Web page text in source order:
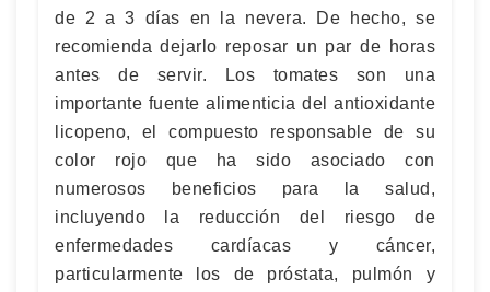
de 2 a 3 días en la nevera. De hecho, se
recomienda dejarlo reposar un par de horas
antes de servir. Los tomates son una
importante fuente alimenticia del antioxidante
licopeno, el compuesto responsable de su
color rojo que ha sido asociado con
numerosos beneficios para la salud,
incluyendo la reducción del riesgo de
enfermedades cardíacas y cáncer,
particularmente los de próstata, pulmón y